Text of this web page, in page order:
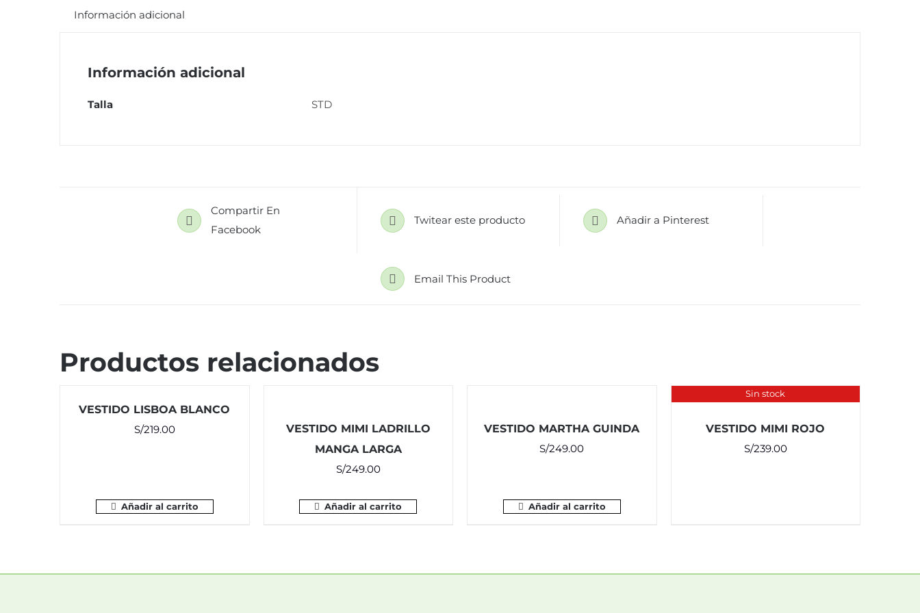
Información adicional
Información adicional
Talla STD
Compartir En
Facebook
Twitear este producto Añadir a Pinterest
Email This Product
Productos relacionados
VESTIDO LISBOA BLANCO
S/219.00
Añadir al carrito
VESTIDO MIMI LADRILLO
MANGA LARGA
S/249.00
Añadir al carrito
VESTIDO MARTHA GUINDA
S/249.00
Añadir al carrito
Sin stock
VESTIDO MIMI ROJO
S/239.00